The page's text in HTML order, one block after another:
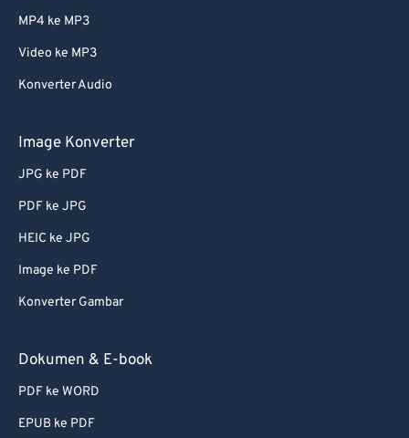
MP4 ke MP3
Video ke MP3
Konverter Audio
Image Konverter
JPG ke PDF
PDF ke JPG
HEIC ke JPG
Image ke PDF
Konverter Gambar
Dokumen & E-book
PDF ke WORD
EPUB ke PDF